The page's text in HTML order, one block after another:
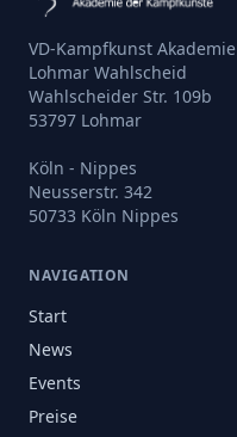
VD-Kampfkunst Akademie
Lohmar Wahlscheid
Wahlscheider Str. 109b
53797 Lohmar
Köln - Nippes
Neusserstr. 342
50733 Köln Nippes
NAVIGATION
Start
News
Events
Preise